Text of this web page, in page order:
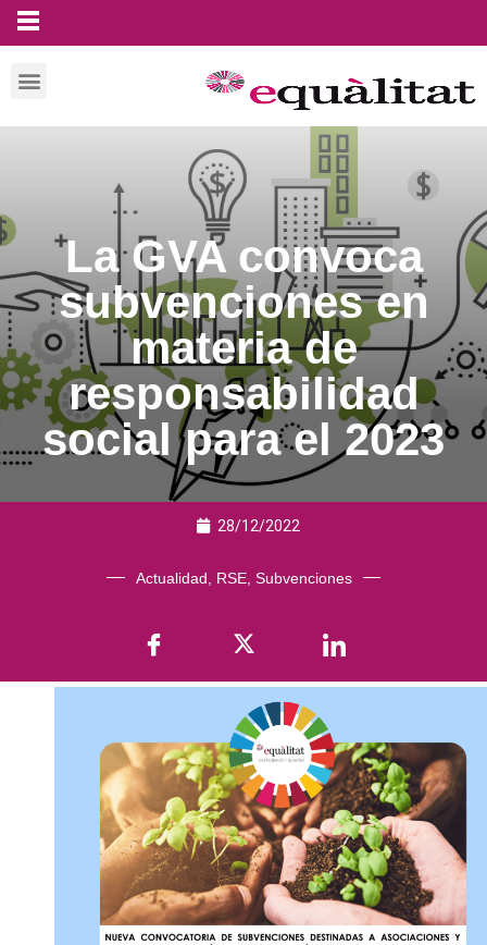
La GVA convoca
subvenciones en
materia de
responsabilidad
social para el 2023
28/12/2022
Actualidad RSE, Subvenciones